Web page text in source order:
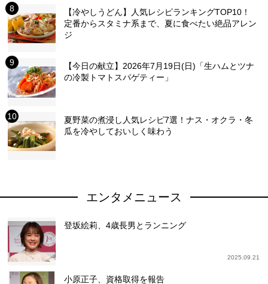
【冷やしうどん】人気レシピランキングTOP10！
定番からスタミナ系まで、夏に食べたい絶品アレン
ジ
【今日の献立】2026年7月19日(日)「生ハムとツナ
の冷製トマトスパゲティー」
夏野菜の煮浸し人気レシピ7選！ナス・オクラ・冬
瓜を冷やしておいしく味わう
エンタメニュース
登坂絵莉、4歳長男とランニング
2025.09.21
小原正子、資格取得を報告